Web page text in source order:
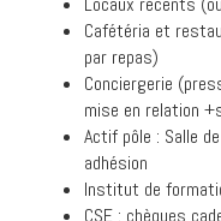
Cafétéria et
par repas)
Conciergerie
mise en relation
Actif pôle : Salle
adhésion
Institut de
CSE : chèques